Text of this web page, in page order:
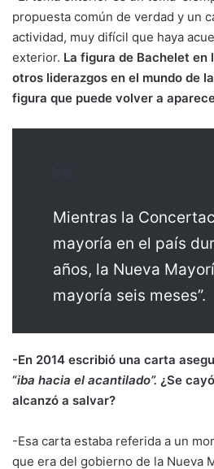
propuesta común de verdad y un
actividad, muy difícil que haya
exterior. La figura de Bachelet en
otros liderazgos en el mundo de
figura que puede volver a
Mientras la
mayoría en el país
años, la Nueva
mayoría seis meses”.
-En 2014 escribió una carta
“iba hacia el acantilado”. ¿Se
alcanzó a salvar?
-Esa carta estaba referida a un
que era del gobierno de la Nueva